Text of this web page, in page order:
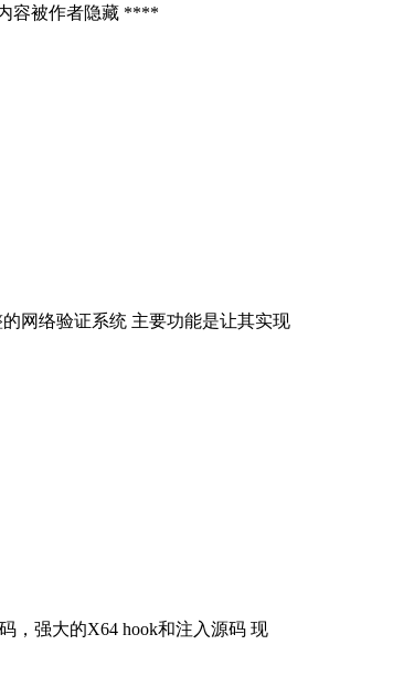
容被作者隐藏 ****
网络验证系统 主要功能是让其实现
，强大的X64 hook和注入源码 现